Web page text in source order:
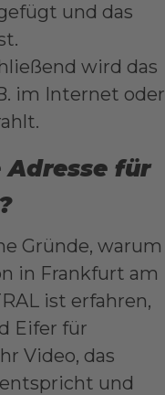
und das
wird das
im Internet oder
für
Gründe, warum
in Frankfurt am
ist erfahren,
Eifer für
Video, das
und